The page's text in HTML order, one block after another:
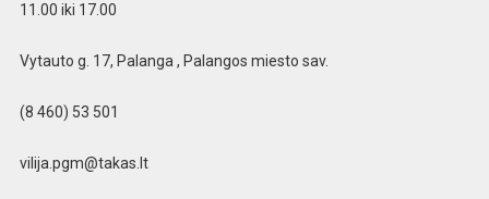
11.00 iki 17.00
Vytauto g. 17, Palanga , Palangos miesto sav.
(8 460) 53 501
vilija.pgm@takas.lt